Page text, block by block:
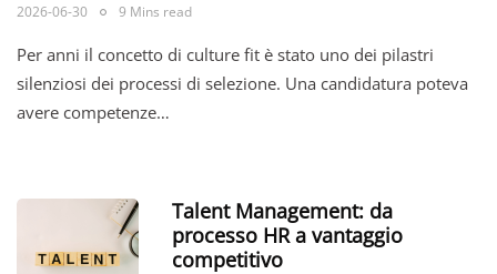
2026-06-30 9 Mins read
Per anni il concetto di culture fit è stato uno dei pilastri
silenziosi dei processi di selezione. Una candidatura poteva
avere competenze…
Talent Management: da
processo HR a vantaggio
competitivo